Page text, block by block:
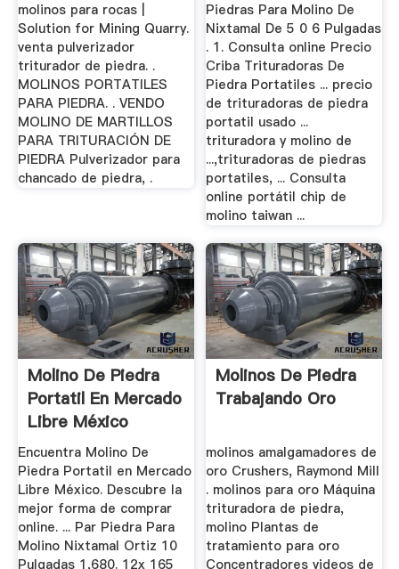
molinos para rocas |
Solution for Mining Quarry.
venta pulverizador
triturador de piedra. .
MOLINOS PORTATILES
PARA PIEDRA. . VENDO
MOLINO DE MARTILLOS
PARA TRITURACIÓN DE
PIEDRA Pulverizador para
chancado de piedra, .
Piedras Para Molino De
Nixtamal De 5 0 6 Pulgadas
. 1. Consulta online Precio
Criba Trituradoras De
Piedra Portatiles ... precio
de trituradoras de piedra
portatil usado ...
trituradora y molino de
...,trituradoras de piedras
portatiles, ... Consulta
online portátil chip de
molino taiwan ...
Molino De Piedra
Portatil En Mercado
Libre México
Encuentra Molino De
Piedra Portatil en Mercado
Libre México. Descubre la
mejor forma de comprar
online. ... Par Piedra Para
Molino Nixtamal Ortiz 10
Pulgadas 1,680. 12x 165
Molinos De Piedra
Trabajando Oro
molinos amalgamadores de
oro Crushers, Raymond Mill
. molinos para oro Máquina
trituradora de piedra,
molino Plantas de
tratamiento para oro
Concentradores videos de